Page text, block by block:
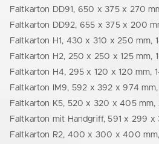
Faltkarton mit Handgriff, 591 x 299 x